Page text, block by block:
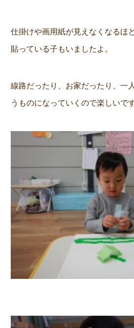
仕掛けや画用紙が見えなくなるほ
貼っている子もいましたよ。
線路だったり、お家だったり、一
うものになっていくので楽しいで